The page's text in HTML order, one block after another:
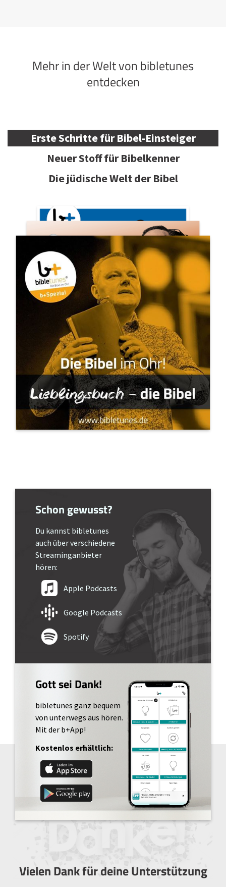
Mehr in der Welt von bibletunes
entdecken
Erste Schritte für Bibel-Einsteiger
Neuer Stoff für Bibelkenner
Die jüdische Welt der Bibel
Schon gewusst?
Du kannst bibletunes
auch über verschiedene
Streaminganbieter
hören:
Apple Podcasts
Google Podcasts
Spotify
Gott sei Dank!
bibletunes ganz bequem
von unterwegs aus hören.
Mit der b+App!
Kostenlos erhältlich:
Vielen Dank für deine Unterstützung